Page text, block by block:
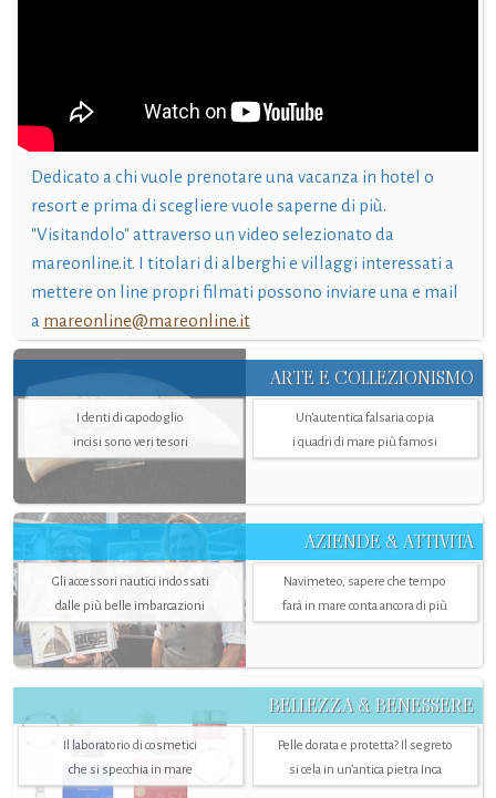
Dedicato a chi vuole prenotare una vacanza in hotel o
resort e prima di scegliere vuole saperne di più.
"Visitandolo" attraverso un video selezionato da
mareonline.it. I titolari di alberghi e villaggi interessati a
mettere on line propri filmati possono inviare una e mail
a mareonline@mareonline.it
ARTE E COLLEZIONISMO
I denti di capodoglio
incisi sono veri tesori
Un’autentica falsaria copia
i quadri di mare più famosi
AZIENDE & ATTIVITÀ
Gli accessori nautici indossati
dalle più belle imbarcazioni
Navimeteo, sapere che tempo
farà in mare conta ancora di più
BELLEZZA & BENESSERE
Il laboratorio di cosmetici
che si specchia in mare
Pelle dorata e protetta? Il segreto
si cela in un’antica pietra Inca